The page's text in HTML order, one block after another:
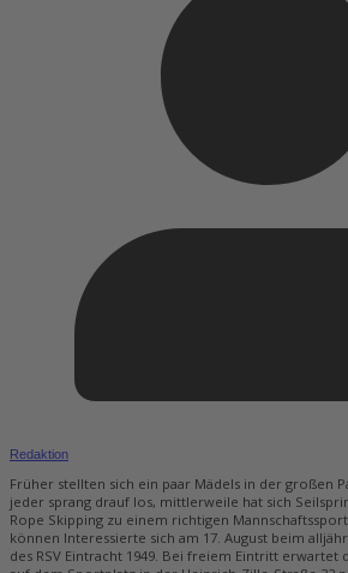
Redaktion
Früher stellten sich ein paar Mädels in der großen
jeder sprang drauf los, mittlerweile hat sich
Rope Skipping zu einem richtigen
können Interessierte sich am 17. August beim
des RSV Eintracht 1949. Bei freiem Eintritt erwartet